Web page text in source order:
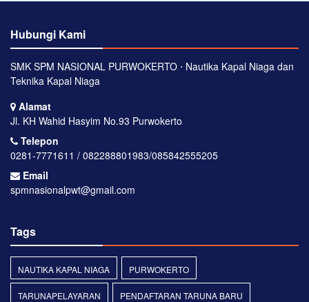
Hubungi Kami
SMK SPM NASIONAL PURWOKERTO ⋅ Nautika Kapal Niaga dan
Teknika Kapal Niaga
Alamat
Jl. KH Wahid Hasyim No.93 Purwokerto
Telepon
0281-7771611 / 082288801983/085842555205
Email
spmnasionalpwt@gmail.com
Tags
NAUTIKA KAPAL NIAGA PURWOKERTO
TARUNAPELAYARAN PENDAFTARAN TARUNA BARU